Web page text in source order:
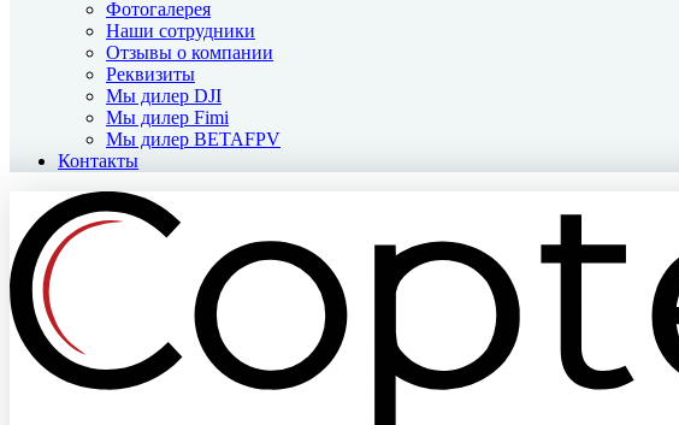
Фотогалерея
Наши сотрудники
Отзывы о компании
Реквизиты
Мы дилер DJI
Мы дилер Fimi
Мы дилер BETAFPV
Контакты